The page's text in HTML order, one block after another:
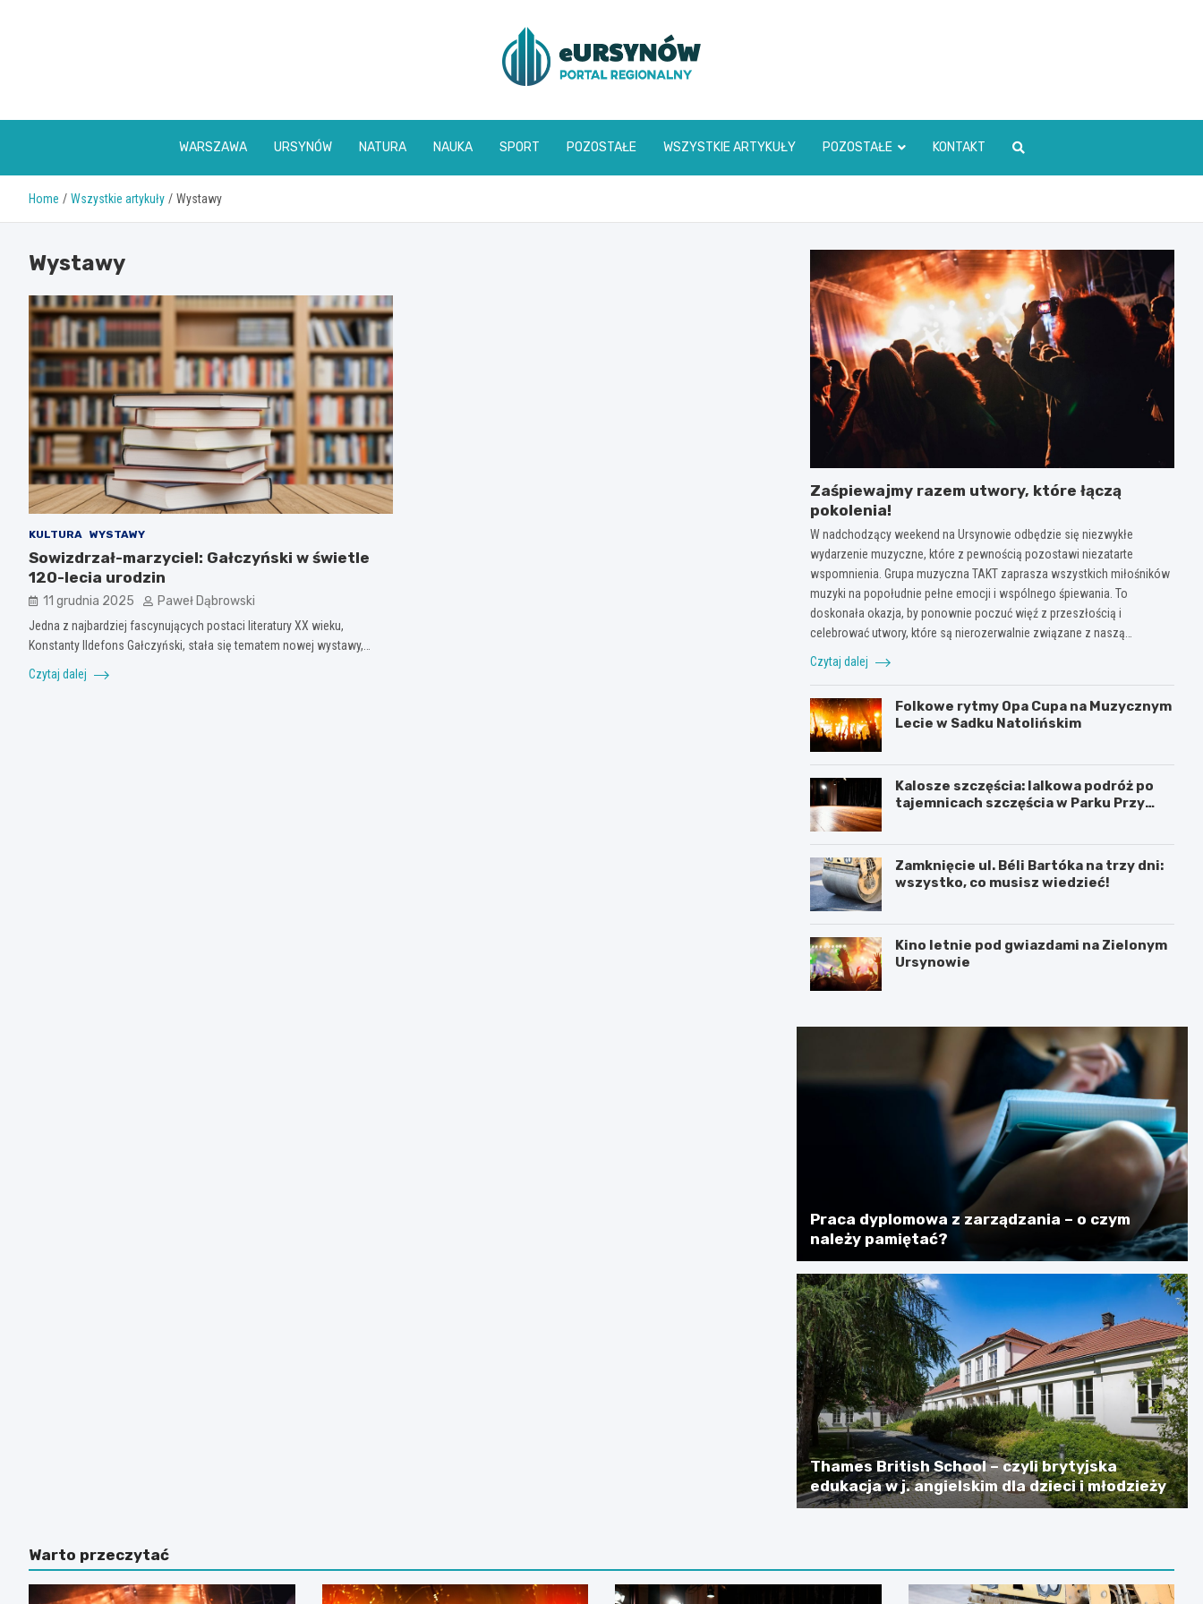
WARSZAWA URSYNÓW NATURA NAUKA SPORT POZOSTAŁE WSZYSTKIE ARTYKUŁY POZOSTAŁE KONTAKT
Home Wszystkie artykuły Wystawy
Wystawy
KULTURA WYSTAWY
Sowizdrzał-marzyciel: Gałczyński w świetle
120-lecia urodzin
11 grudnia 2025 Paweł Dąbrowski
Jedna z najbardziej fascynujących postaci literatury XX wieku,
Konstanty Ildefons Gałczyński, stała się tematem nowej wystawy,…
Czytaj dalej
Zaśpiewajmy razem utwory, które łączą
pokolenia!
W nadchodzący weekend na Ursynowie odbędzie się niezwykłe
wydarzenie muzyczne, które z pewnością pozostawi niezatarte
wspomnienia. Grupa muzyczna TAKT zaprasza wszystkich miłośników
muzyki na popołudnie pełne emocji i wspólnego śpiewania. To
doskonała okazja, by ponownie poczuć więź z przeszłością i
celebrować utwory, które są nierozerwalnie związane z naszą…
Czytaj dalej
Folkowe rytmy Opa Cupa na Muzycznym
Lecie w Sadku Natolińskim
Kalosze szczęścia: lalkowa podróż po
tajemnicach szczęścia w Parku Przy
Zamknięcie ul. Béli Bartóka na trzy dni:
wszystko, co musisz wiedzieć!
Kino letnie pod gwiazdami na Zielonym
Ursynowie
Praca dyplomowa z zarządzania – o czym
należy pamiętać?
Thames British School – czyli brytyjska
edukacja w j. angielskim dla dzieci i młodzieży
Warto przeczytać